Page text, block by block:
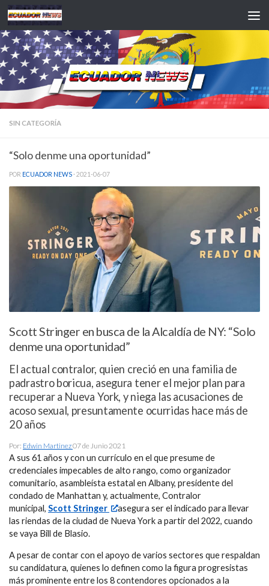
Saltar al contenido
SIN CATEGORÍA
“Solo denme una oportunidad”
POR ECUADOR NEWS · 2021-06-07
Scott Stringer en busca de la Alcaldía de NY: “Solo
denme una oportunidad”
El actual contralor, quien creció en una familia de
padrastro boricua, asegura tener el mejor plan para
recuperar a Nueva York, y niega las acusaciones de
acoso sexual, presuntamente ocurridas hace más de
20 años
Por: Edwin Martinez07 de Junio 2021
A sus 61 años y con un currículo en el que presume de
credenciales impecables de alto rango, como organizador
comunitario, asambleísta estatal en Albany, presidente del
condado de Manhattan y, actualmente, Contralor
municipal, Scott Stringer
asegura ser el indicado para llevar
las riendas de la ciudad de Nueva York a partir del 2022, cuando
se vaya Bill de Blasio.
A pesar de contar con el apoyo de varios sectores que respaldan
su candidatura, quienes lo definen como la figura progresistas
más prominente entre los 8 contendores opcionados a la